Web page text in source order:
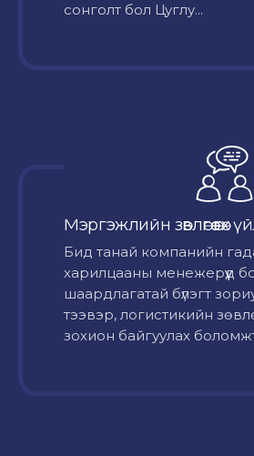
сонголт бол Цуглу...
Мэргэжлийн зөвлөгөө өгөх
Бид танай компанийн
харилцааны менежерүүд
шаардлагатай бүлэгт
тээвэр, логистикийн
зохион байгуулах